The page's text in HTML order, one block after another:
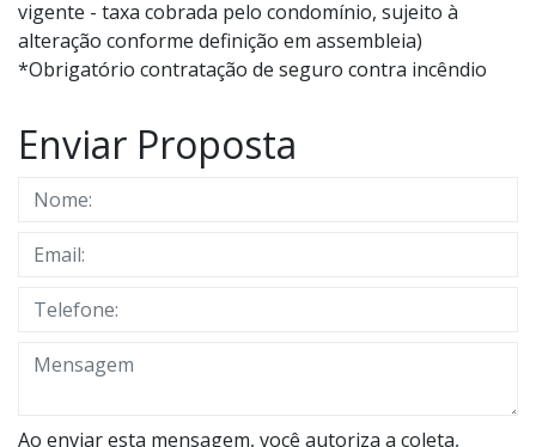
vigente - taxa cobrada pelo condomínio, sujeito à
alteração conforme definição em assembleia)
*Obrigatório contratação de seguro contra incêndio
Enviar Proposta
Ao enviar esta mensagem, você autoriza a coleta,